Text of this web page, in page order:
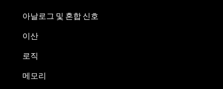
아날로그 및 혼합 신호
이산
로직
메모리